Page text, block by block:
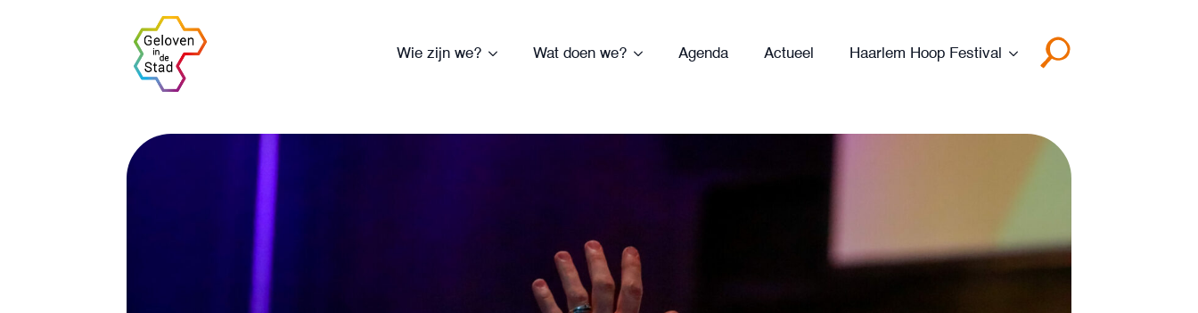
Wie zijn we? Wat doen we? Agenda Actueel Haarlem Hoop Festival